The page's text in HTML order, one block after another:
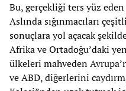
Bu, gerçekliği ters yüz
Aslında sığınmacıları
sonuçlara yol açacak
Afrika ve Ortadoğu’daki
ülkeleri mahveden
ve ABD, diğerlerini